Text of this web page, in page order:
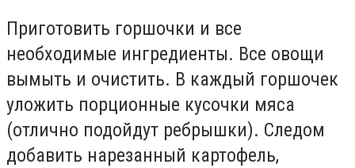
Приготовить горшочки и все
необходимые ингредиенты. Все овощи
вымыть и очистить. В каждый горшочек
уложить порционные кусочки мяса
(отлично подойдут ребрышки). Следом
добавить нарезанный картофель,